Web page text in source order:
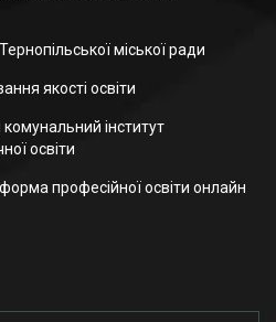
міської ради
якості освіти
інститут
освіти
професійної освіти онлайн